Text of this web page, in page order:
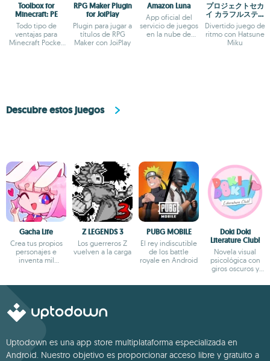
Toolbox for
Minecraft: PE
Todo tipo de
ventajas para
Minecraft Pocket
RPG Maker Plugin
for JoiPlay
Plugin para jugar a
títulos de RPG
Maker con JoiPlay
Amazon Luna
App oficial del
servicio de juegos
en la nube de
プロジェクトセカ
イ カラフルステー
ジ！ feat. 初音ミ
ク
Divertido juego de
ritmo con Hatsune
Miku
Descubre estos juegos
Gacha Life
Crea tus propios
personajes e
inventa mil
Z LEGENDS 3
Los guerreros Z
vuelven a la carga
PUBG MOBILE
El rey indiscutible
de los battle
royale en Android
Doki Doki
Literature Club!
Novela visual
psicológica con
giros oscuros y
Uptodown es una app store multiplataforma especializada en
Android. Nuestro objetivo es proporcionar acceso libre y gratuito a